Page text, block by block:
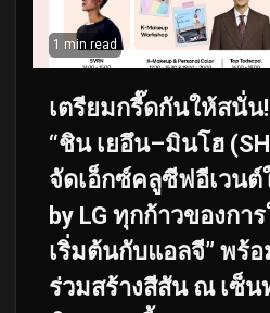
1 min read
เตรียมกรี๊ดกันให้สนั่น
“ชิน เยอึน–มินโฮ
จัดเอ็กซ์คลูซีฟอีเวนต์
by LG ทุกก้าวของกา
เริ่มต้นกับแอลจี” พร้
ร่วมสร้างสีสัน ณ เซ็น